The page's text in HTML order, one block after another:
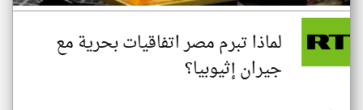
لماذا تبرم مصر اتفاقيات بحرية مع
جيران إثيوبيا؟